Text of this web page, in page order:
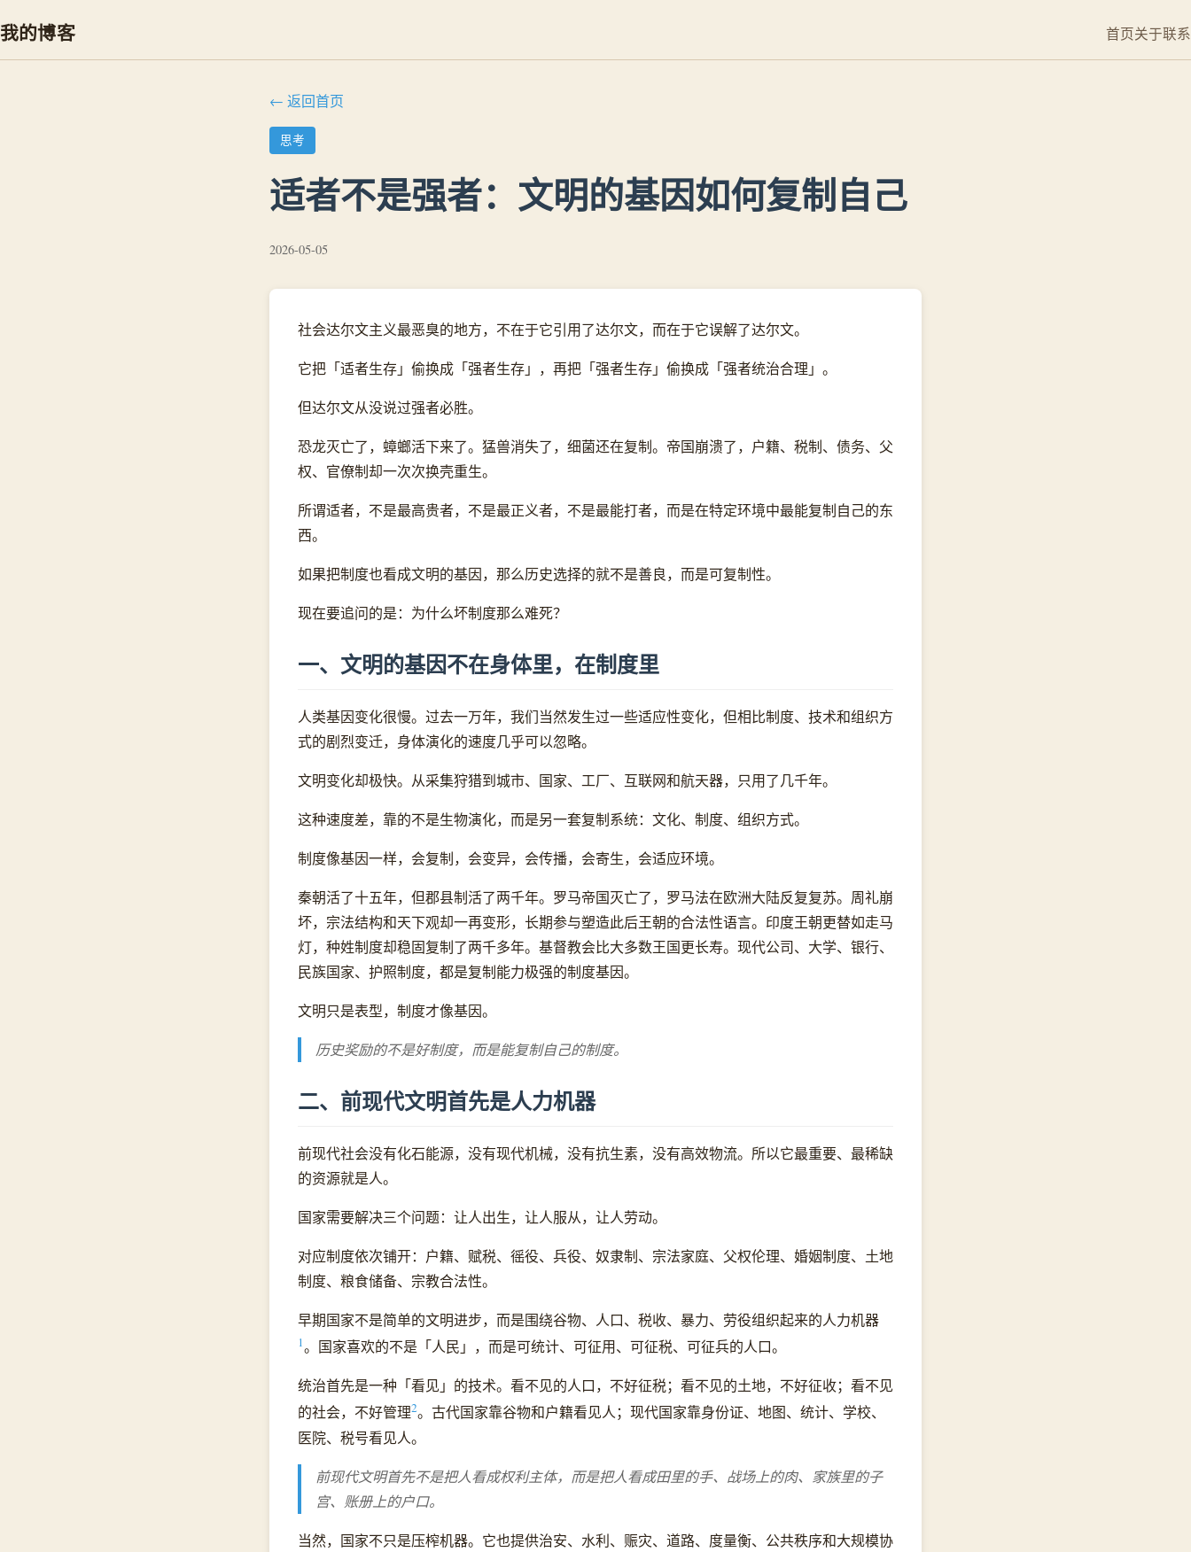
我的博客 首页关于联系
← 返回首页
思考
适者不是强者：文明的基因如何复制自己
2026-05-05
社会达尔文主义最恶臭的地方，不在于它引用了达尔文，而在于它误解了达尔文。
它把「适者生存」偷换成「强者生存」，再把「强者生存」偷换成「强者统治合理」。
但达尔文从没说过强者必胜。
恐龙灭亡了，蟑螂活下来了。猛兽消失了，细菌还在复制。帝国崩溃了，户籍、税制、债务、父
权、官僚制却一次次换壳重生。
所谓适者，不是最高贵者，不是最正义者，不是最能打者，而是在特定环境中最能复制自己的东
西。
如果把制度也看成文明的基因，那么历史选择的就不是善良，而是可复制性。
现在要追问的是：为什么坏制度那么难死？
一、文明的基因不在身体里，在制度里
人类基因变化很慢。过去一万年，我们当然发生过一些适应性变化，但相比制度、技术和组织方
式的剧烈变迁，身体演化的速度几乎可以忽略。
文明变化却极快。从采集狩猎到城市、国家、工厂、互联网和航天器，只用了几千年。
这种速度差，靠的不是生物演化，而是另一套复制系统：文化、制度、组织方式。
制度像基因一样，会复制，会变异，会传播，会寄生，会适应环境。
秦朝活了十五年，但郡县制活了两千年。罗马帝国灭亡了，罗马法在欧洲大陆反复复苏。周礼崩
坏，宗法结构和天下观却一再变形，长期参与塑造此后王朝的合法性语言。印度王朝更替如走马
灯，种姓制度却稳固复制了两千多年。基督教会比大多数王国更长寿。现代公司、大学、银行、
民族国家、护照制度，都是复制能力极强的制度基因。
文明只是表型，制度才像基因。
历史奖励的不是好制度，而是能复制自己的制度。
二、前现代文明首先是人力机器
前现代社会没有化石能源，没有现代机械，没有抗生素，没有高效物流。所以它最重要、最稀缺
的资源就是人。
国家需要解决三个问题：让人出生，让人服从，让人劳动。
对应制度依次铺开：户籍、赋税、徭役、兵役、奴隶制、宗法家庭、父权伦理、婚姻制度、土地
制度、粮食储备、宗教合法性。
早期国家不是简单的文明进步，而是围绕谷物、人口、税收、暴力、劳役组织起来的人力机器
1。国家喜欢的不是「人民」，而是可统计、可征用、可征税、可征兵的人口。
统治首先是一种「看见」的技术。看不见的人口，不好征税；看不见的土地，不好征收；看不见
的社会，不好管理2。古代国家靠谷物和户籍看见人；现代国家靠身份证、地图、统计、学校、
医院、税号看见人。
前现代文明首先不是把人看成权利主体，而是把人看成田里的手、战场上的肉、家族里的子
宫、账册上的户口。
当然，国家不只是压榨机器。它也提供治安、水利、赈灾、道路、度量衡、公共秩序和大规模协